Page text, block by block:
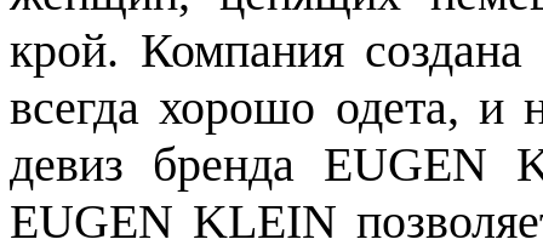
крой. Компания
всегда хорошо одета,
девиз бренда EUGEN
EUGEN KLEIN